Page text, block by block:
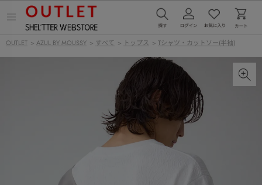
ー
を
OUTLET > AZUL BY MOUSSY > すべて > トップス > Tシャツ・カットソー(半袖)